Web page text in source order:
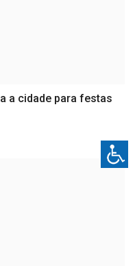
a cidade para festas